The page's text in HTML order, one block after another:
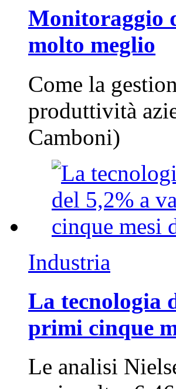
Monitoraggio
molto meglio
Come la
produttività
Camboni)
Industria
La tecnologia
primi cinque
Le analisi